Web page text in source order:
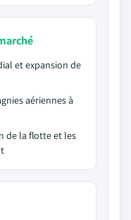
et expansion de
aériennes à
de la flotte et les